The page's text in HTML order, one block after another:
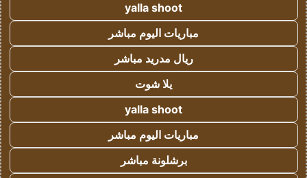
yalla shoot
مباريات اليوم مباشر
ريال مدريد مباشر
يلا شوت
yalla shoot
مباريات اليوم مباشر
برشلونة مباشر